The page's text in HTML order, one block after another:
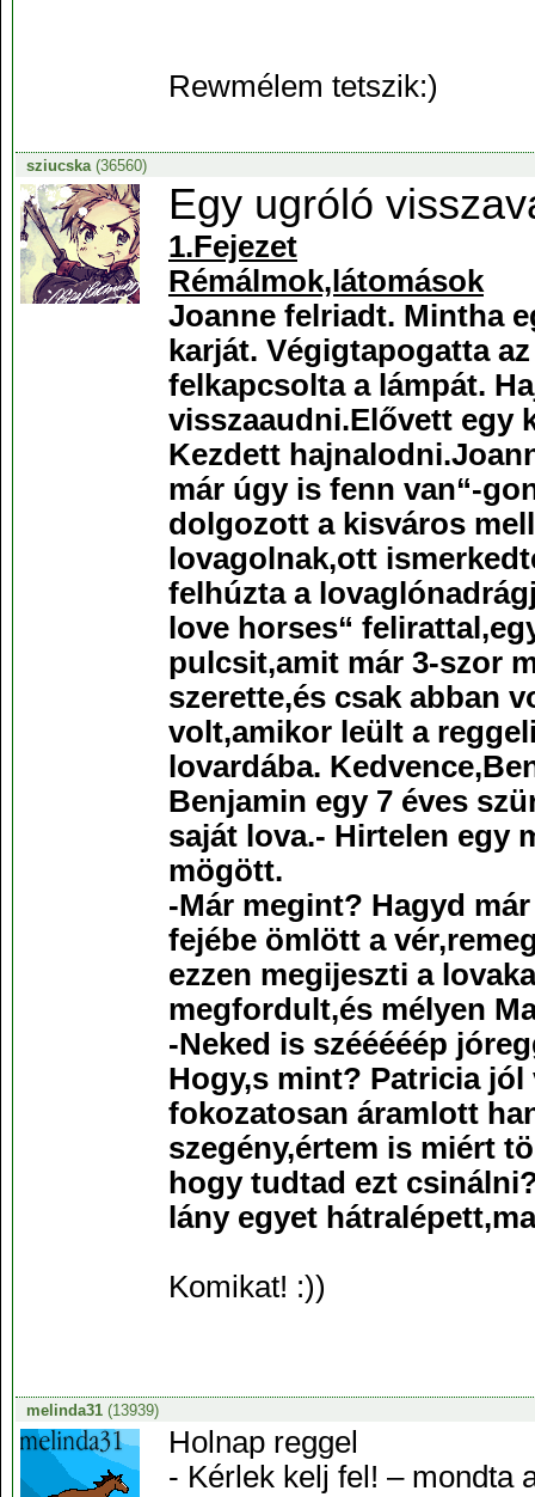
Rewmélem tetszik:)
sziucska(36560)
Egy ugróló
1.Fejezet
Rémálmok,látomások
Joanne felriadt. Mintha
karját. Végigtapogatta
felkapcsolta a lámpát.
visszaaudni.Elővett egy
Kezdett
már úgy is fenn van“-
dolgozott a kisváros
lovagolnak,ott
felhúzta a
love horses“
pulcsit,amit már 3-szor
szerette,és csak abban
volt,amikor leült a
lovardába.
Benjamin egy 7 éves
saját lova.- Hirtelen egy
mögött.
-Már megint? Hagyd
fejébe ömlött a
ezzen megijeszti a
megfordult,és mélyen
-Neked is szééééép
Hogy,s mint? Patricia
fokozatosan áramlott
szegény,értem is miért
hogy tudtad ezt
lány egyet
Komikat! :))
melinda31(13939)
Holnap reggel
- Kérlek kelj fel! – mondta